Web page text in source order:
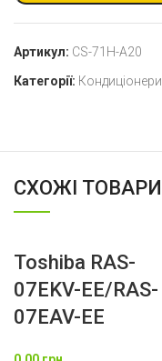
Артикул: CS-71H-A20
Категорії: Кондиціонери
СХОЖІ ТОВАРИ
Toshiba RAS-
07EKV-EE/RAS-
07EAV-EE